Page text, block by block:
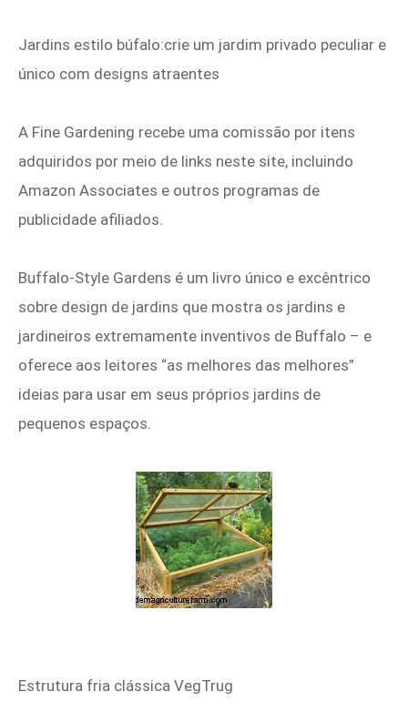
Jardins estilo búfalo:crie um jardim privado peculiar e
único com designs atraentes
A Fine Gardening recebe uma comissão por itens
adquiridos por meio de links neste site, incluindo
Amazon Associates e outros programas de
publicidade afiliados.
Buffalo‑Style Gardens é um livro único e excêntrico
sobre design de jardins que mostra os jardins e
jardineiros extremamente inventivos de Buffalo – e
oferece aos leitores “as melhores das melhores”
ideias para usar em seus próprios jardins de
pequenos espaços.
Estrutura fria clássica VegTrug